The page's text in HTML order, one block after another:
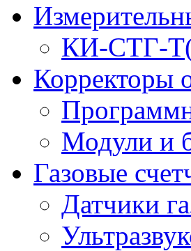
КИ-СТГ-
Корректоры
Модули и
Газовые
Датчики